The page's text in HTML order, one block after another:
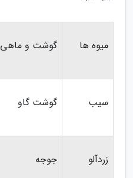
میوه ها گوشت و ماهی
سیب گوشت گاو
زردآلو جوجه